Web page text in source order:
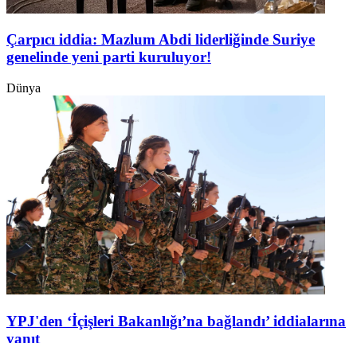
Çarpıcı iddia: Mazlum Abdi liderliğinde Suriye
genelinde yeni parti kuruluyor!
Dünya
YPJ'den ‘İçişleri Bakanlığı’na bağlandı’ iddialarına
yanıt